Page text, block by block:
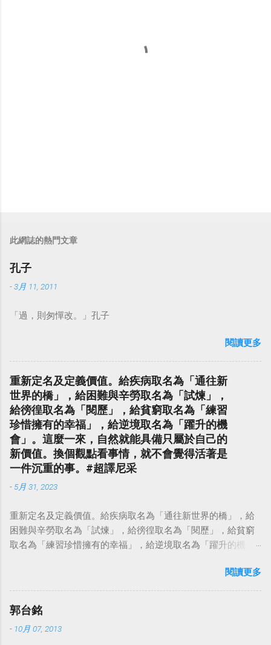
此網誌的熱門文章
孔子
-3月 11, 2011
「過，則匆憚改。」孔子
閱讀更多
重新定名及定義價值。給疾病取名為「通往新
世界的橋」，給困難與辛勞取名為「試煉」，
給徬徨取名為「閱歷」，給貧窮取名為「練習
珍惜擁有的幸福」，給逆境取名為「躍升的機
會」。這麼一來，自然就能具備只屬於自己的
新價值。換個觀點看事情，就不會覺得活著是
一件沉重的事。#超譯尼采
- 5月 31, 2023
重新定名及定義價值。給疾病取名為「通往新世界的橋」，給
困難與辛勞取名為「試煉」，給徬徨取名為「閱歷」，給貧窮
取名為「練習珍惜擁有的幸福」，給逆境取名為「躍升的機
點看事情，就不會覺得活著是一件沉重的事。#超譯尼采 — 中
華名言 - Chinese Quotes (@chinese_quotes) May 23, 2023
閱讀更多
郭台銘
- 10月 07, 2013